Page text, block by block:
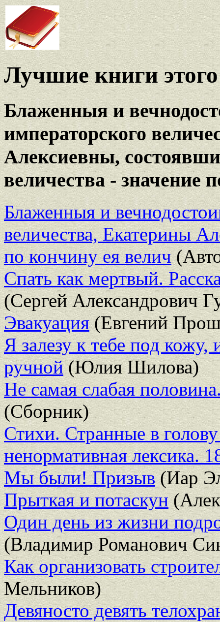
Лучшие книги этого
Блаженныя и
императорского
Алексиевны,
величества - значение
Блаженныя и
величества, Екатерины
по кончину ея велич
Спать как мертвый.
(Сергей Александрович
Эвакуация(Евгений
Я залезу к тебе под
ручной(Юлия Шилова)
Не самая слабая
(Сборник)
Стихи. Странные в
ненормативная лексика.
Мы были! Призыв(Иар
Прыткая и потаскун
Один день из жизни
(Владимир Романович
Как организовать
Мельников)
Девяносто девять